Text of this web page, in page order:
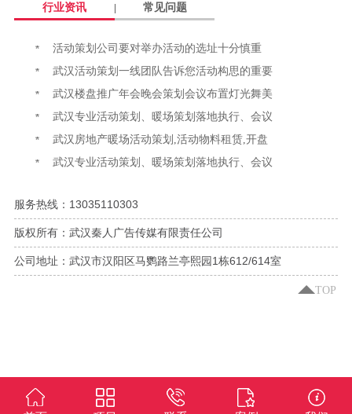
行业资讯 常见问题
活动策划公司要对举办活动的选址十分慎重
武汉活动策划一线团队告诉您活动构思的重要
武汉楼盘推广年会晚会策划会议布置灯光舞美
武汉专业活动策划、暖场策划落地执行、会议
武汉房地产暖场活动策划,活动物料租赁,开盘
武汉专业活动策划、暖场策划落地执行、会议
服务热线：13035110303
版权所有：武汉秦人广告传媒有限责任公司
公司地址：武汉市汉阳区马鹦路兰亭熙园1栋612/614室
TOP